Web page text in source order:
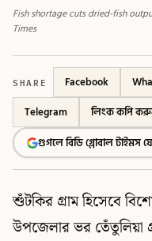
Fish shortage cuts dried-fish
Times
SHARE Facebook
Telegram
লিংক কপি
গুগলে বিডি গ্লোবাল টাইমস
শুঁটকির গ্রাম হিসেবে
উপজেলার ভর তেঁতুলিয়া